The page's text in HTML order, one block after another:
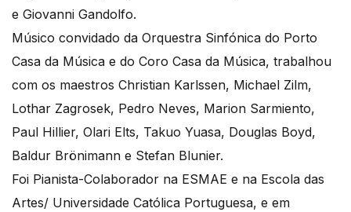
e Giovanni Gandolfo.
Músico convidado da Orquestra Sinfónica do Porto
Casa da Música e do Coro Casa da Música, trabalhou
com os maestros Christian Karlssen, Michael Zilm,
Lothar Zagrosek, Pedro Neves, Marion Sarmiento,
Paul Hillier, Olari Elts, Takuo Yuasa, Douglas Boyd,
Baldur Brönimann e Stefan Blunier.
Foi Pianista-Colaborador na ESMAE e na Escola das
Artes/ Universidade Católica Portuguesa, e em